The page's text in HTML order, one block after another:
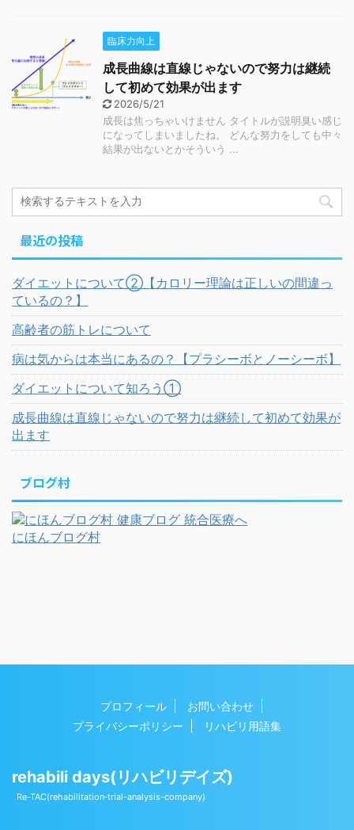
臨床力向上
成長曲線は直線じゃないので努力は継続
して初めて効果が出ます
2026/5/21
成長は焦っちゃいけません タイトルが説明臭い感じ
になってしまいましたね。 どんな努力をしても中々
結果が出ないとかそういう ...
最近の投稿
ダイエットについて②【カロリー理論は正しいの間違っ
ているの？】
高齢者の筋トレについて
病は気からは本当にあるの？【プラシーボとノーシーボ】
ダイエットについて知ろう①
成長曲線は直線じゃないので努力は継続して初めて効果が
出ます
ブログ村
にほんブログ村
プロフィール
お問い合わせ
プライバシーポリシー
リハビリ用語集
rehabili days(リハビリデイズ)
Re-TAC(rehabilitation‐trial-analysis-company)
Copyright© rehabili days(リハビリデイズ) , 2026 All
Rights Reserved Powered byAFFINGER5